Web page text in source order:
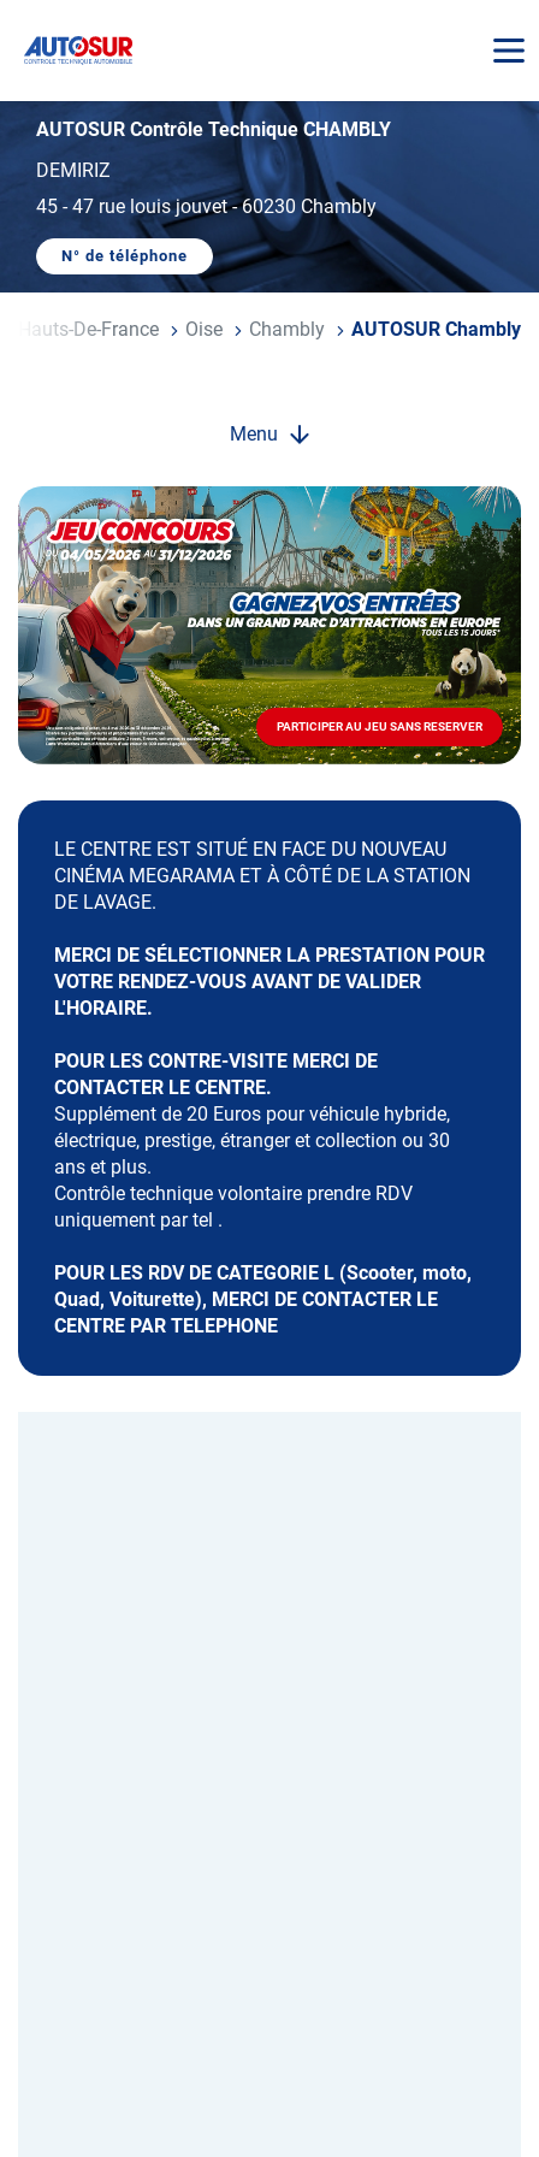
AUTOSUR
AUTOSUR Contrôle Technique CHAMBLY
DEMIRIZ
45 - 47 rue louis jouvet-60230 Chambly
N° de téléphone
AFFICHER
TÉLÉPHONE
Hauts-De-France Oise Chambly AUTOSUR Chambly
Menu
Opération
spéciale
Mai
-
Décembre
2026
Locations
PARTICIPER AU JEU SANS RESERVER
PARTICIPER
AU
JEU
RESERVER
LE CENTRE EST SITUÉ EN FACE DU NOUVEAU
CINÉMA MEGARAMA ET À CÔTÉ DE LA STATION
DE LAVAGE.
MERCI DE SÉLECTIONNER LA PRESTATION POUR
VOTRE RENDEZ-VOUS AVANT DE VALIDER
L'HORAIRE.
POUR LES CONTRE-VISITE MERCI DE
CONTACTER LE CENTRE.
Supplément de 20 Euros pour véhicule hybride,
électrique, prestige, étranger et collection ou 30
ans et plus.
Contrôle technique volontaire prendre RDV
uniquement par tel .
POUR LES RDV DE CATEGORIE L (Scooter, moto,
Quad, Voiturette), MERCI DE CONTACTER LE
CENTRE PAR TELEPHONE